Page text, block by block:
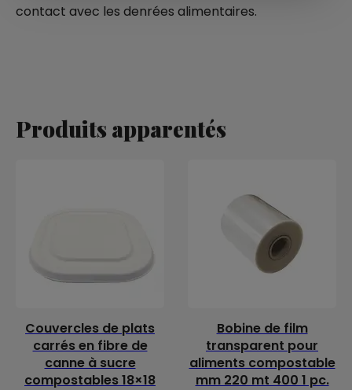
contact avec les denrées alimentaires.
Produits apparentés
Couvercles de plats
carrés en fibre de
canne à sucre
compostables 18×18
Bobine de film
transparent pour
aliments compostable
mm 220 mt 400 1 pc.